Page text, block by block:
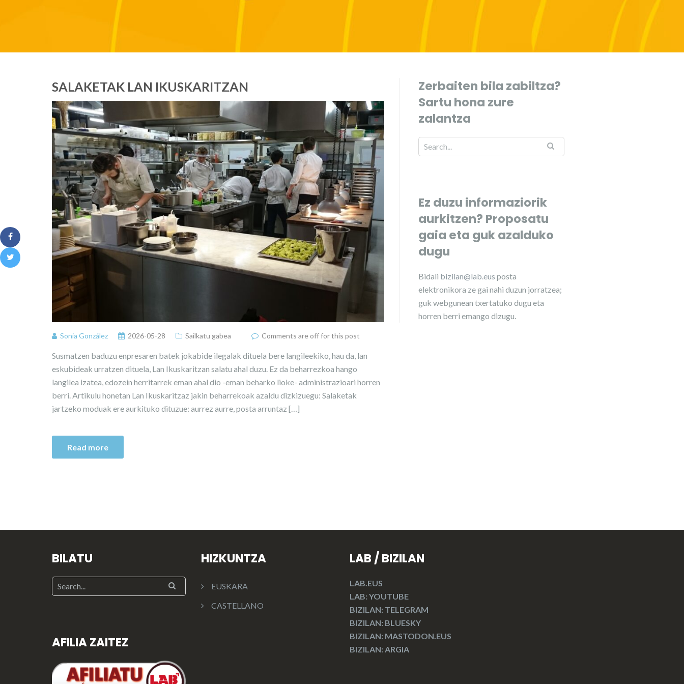
SALAKETAK LAN IKUSKARITZAN
Sonia González 2026-05-28 Sailkatu gabea Comments are off for this post
Susmatzen baduzu enpresaren batek jokabide ilegalak dituela bere langileekiko, hau da, lan
eskubideak urratzen dituela, Lan Ikuskaritzan salatu ahal duzu. Ez da beharrezkoa hango
langilea izatea, edozein herritarrek eman ahal dio -eman beharko lioke- administrazioari horren
berri. Artikulu honetan Lan Ikuskaritzaz jakin beharrekoak azaldu dizkizuegu: Salaketak
jartzeko moduak ere aurkituko dituzue: aurrez aurre, posta arruntaz […]
Read more
Zerbaiten bila zabiltza?
Sartu hona zure
zalantza
Ez duzu informaziorik
aurkitzen? Proposatu
gaia eta guk azalduko
dugu
Bidali bizilan@lab.eus posta
elektronikora ze gai nahi duzun jorratzea;
guk webgunean txertatuko dugu eta
horren berri emango dizugu.
BILATU
AFILIA ZAITEZ
HIZKUNTZA
EUSKARA
CASTELLANO
LAB / BIZILAN
LAB.EUS
LAB: YOUTUBE
BIZILAN: TELEGRAM
BIZILAN: BLUESKY
BIZILAN: MASTODON.EUS
BIZILAN: ARGIA